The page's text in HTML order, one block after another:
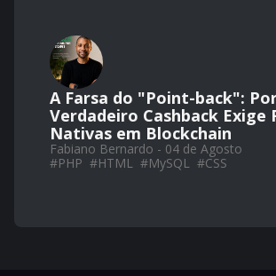
A Farsa do "Point-back":
Verdadeiro Cashback Exige
Nativas em Blockchain
Fabiano Bernardo - 04 de Agosto
#PHP #HTML #MySQL #CSS